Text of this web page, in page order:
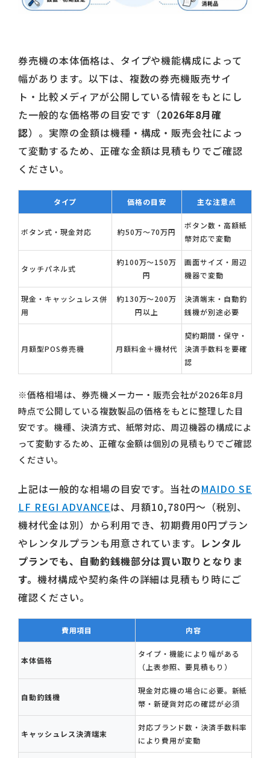
券売機の本体価格は、タイプや機能構成によって
幅があります。以下は、複数の券売機販売サイ
ト・比較メディアが公開している情報をもとにし
た一般的な価格帯の目安です（2026年8月確
認）。実際の金額は機種・構成・販売会社によっ
て変動するため、正確な金額は見積もりでご確認
ください。
タイプ 価格の目安 主な注意点
ボタン式・現金対応 約50万〜70万円
ボタン数・高額紙
幣対応で変動
タッチパネル式
約100万〜150万
円
画面サイズ・周辺
機器で変動
現金・キャッシュレス併
用
約130万〜200万
円以上
決済端末・自動釣
銭機が別途必要
月額型POS券売機 月額料金＋機材代
契約期間・保守・
決済手数料を要確
認
※価格相場は、券売機メーカー・販売会社が2026年8月
時点で公開している複数製品の価格をもとに整理した目
安です。機種、決済方式、紙幣対応、周辺機器の構成によ
って変動するため、正確な金額は個別の見積もりでご確認
ください。
上記は一般的な相場の目安です。当社のMAIDO SE
LF REGI ADVANCEは、月額10,780円〜（税別、
機材代金は別）から利用でき、初期費用0円プラン
やレンタルプランも用意されています。 レンタル
プランでも、自動釣銭機部分は買い取りとなりま
す。 機材構成や契約条件の詳細は見積もり時にご
確認ください。
費用項目 内容
本体価格
タイプ・機能により幅がある
（上表参照、要見積もり）
自動釣銭機
現金対応機の場合に必要。新紙
幣・新硬貨対応の確認が必須
キャッシュレス決済端末
対応ブランド数・決済手数料率
により費用が変動